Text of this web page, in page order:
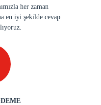
her zaman
en iyi şekilde cevap